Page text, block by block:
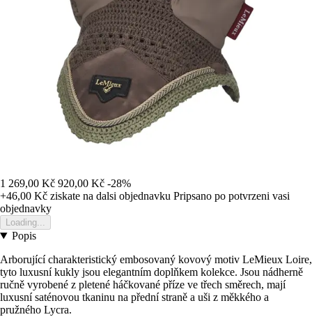
1 269,00 Kč 920,00 Kč -28%
+46,00 Kč ziskate na dalsi objednavku Pripsano po potvrzeni vasi
objednavky
Loading...
Popis
Arborující charakteristický embosovaný kovový motiv LeMieux Loire,
tyto luxusní kukly jsou elegantním doplňkem kolekce. Jsou nádherně
ručně vyrobené z pletené háčkované příze ve třech směrech, mají
luxusní saténovou tkaninu na přední straně a uši z měkkého a
pružného Lycra.